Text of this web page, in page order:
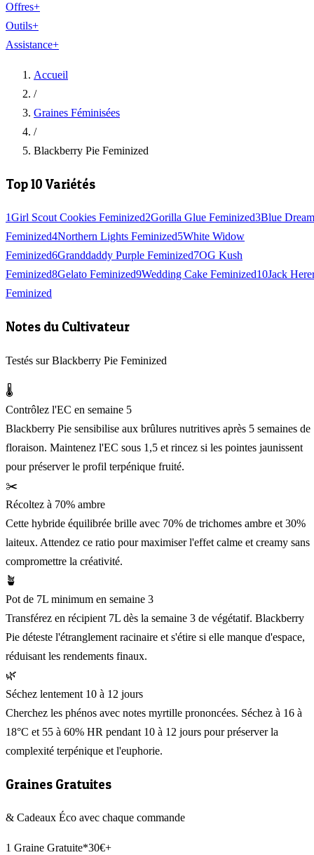
Offres+
Outils+
Assistance+
Accueil
/
Graines Féminisées
/
Blackberry Pie Feminized
Top 10 Variétés
1Girl Scout Cookies Feminized2Gorilla Glue Feminized3Blue Dream
Feminized4Northern Lights Feminized5White Widow
Feminized6Granddaddy Purple Feminized7OG Kush
Feminized8Gelato Feminized9Wedding Cake Feminized10Jack
Feminized
Notes du Cultivateur
Testés sur Blackberry Pie Feminized
🌡️
Contrôlez l'EC en semaine 5
Blackberry Pie sensibilise aux brûlures nutritives après 5 semaines de
floraison. Maintenez l'EC sous 1,5 et rincez si les pointes jaunissent
pour préserver le profil terpénique fruité.
✂️
Récoltez à 70% ambre
Cette hybride équilibrée brille avec 70% de trichomes ambre et 30%
laiteux. Attendez ce ratio pour maximiser l'effet calme et creamy sans
compromettre la créativité.
🪴
Pot de 7L minimum en semaine 3
Transférez en récipient 7L dès la semaine 3 de végétatif. Blackberry
Pie déteste l'étranglement racinaire et s'étire si elle manque d'espace,
réduisant les rendements finaux.
🌿
Séchez lentement 10 à 12 jours
Cherchez les phénos avec notes myrtille prononcées. Séchez à 16 à
18°C et 55 à 60% HR pendant 10 à 12 jours pour préserver la
complexité terpénique et l'euphorie.
Graines Gratuites
& Cadeaux Éco avec chaque commande
1 Graine Gratuite*30€+